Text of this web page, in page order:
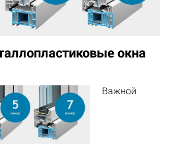
окна
Важной